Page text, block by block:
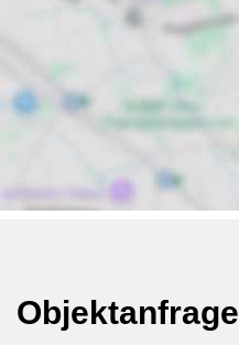
Objektanfrage